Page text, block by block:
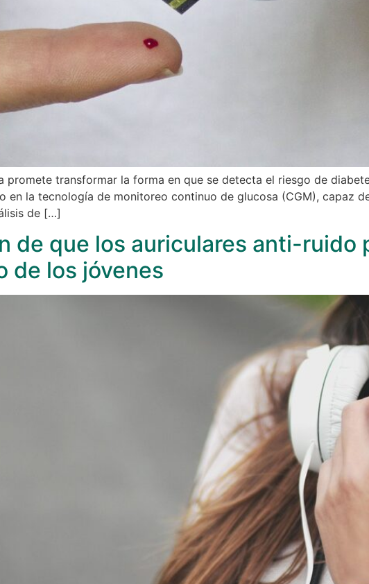
promete transformar la forma en que se detecta el riesgo de
en la tecnología de monitoreo continuo de glucosa (CGM), capaz
de […]
de que los auriculares anti-ruido
de los jóvenes